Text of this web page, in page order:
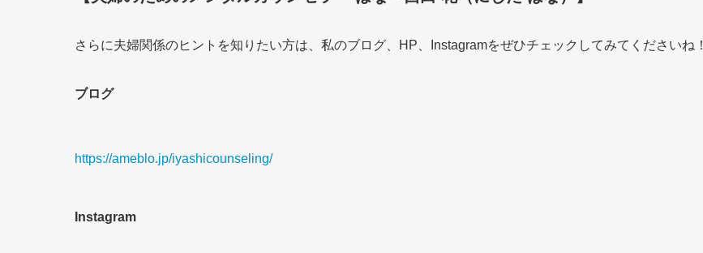
さらに夫婦関係のヒントを知りたい方は、私のブログ、HP、Instagramをぜひチェックしてみてくださいね！
ブログ
https://ameblo.jp/iyashicounseling/
Instagram